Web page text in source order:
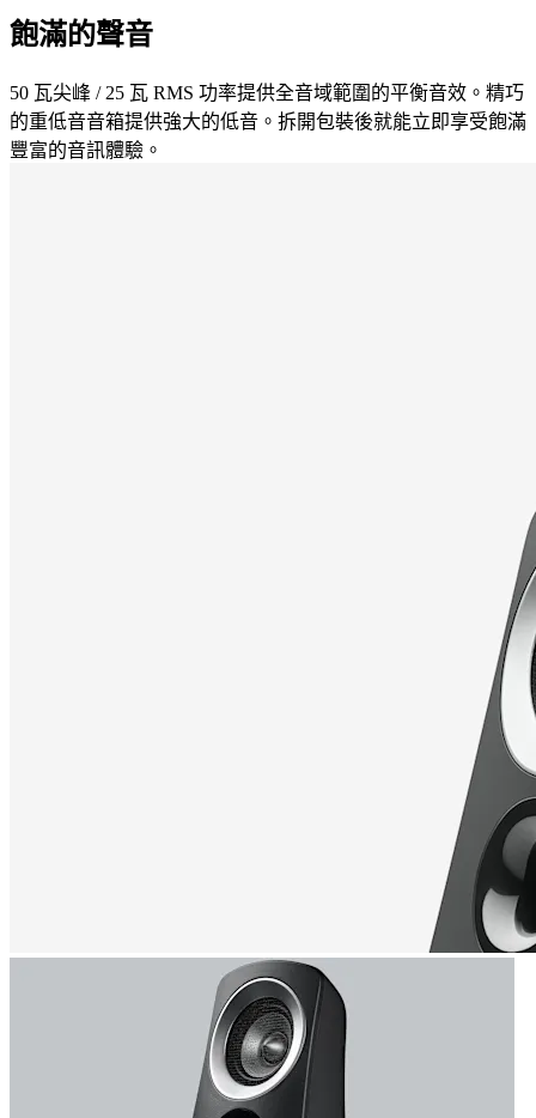
飽滿的聲音
50 瓦尖峰 / 25 瓦 RMS 功率提供全音域範圍的平衡音效。精巧
的重低音音箱提供強大的低音。拆開包裝後就能立即享受飽滿
豐富的音訊體驗。